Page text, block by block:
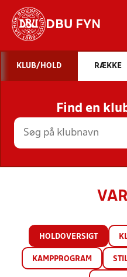
DBU FYN
STILLINGER,
KLUB/HOLD RÆKKE
Find en
HOLDOVERSIGT
KAMPPROGRAM